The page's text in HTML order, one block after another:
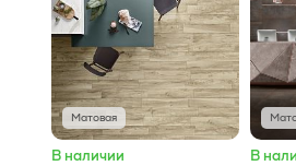
Матовая
В наличии В